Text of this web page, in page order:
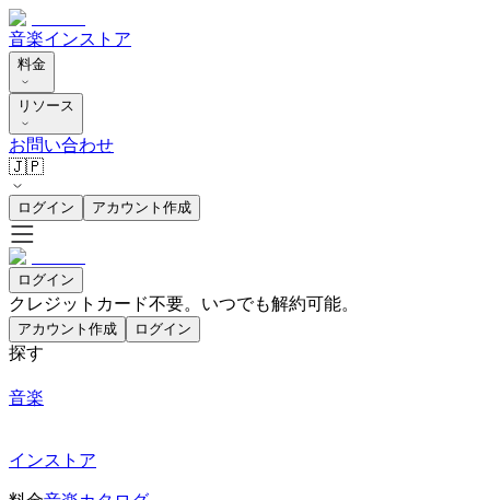
音楽インストア
料金
リソース
お問い合わせ
🇯🇵
ログイン アカウント作成
ログイン
クレジットカード不要。いつでも解約可能。
アカウント作成 ログイン
探す
音楽
インストア